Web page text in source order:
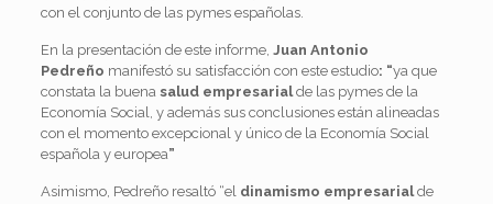
con el conjunto de las pymes españolas.
En la presentación de este informe, Juan Antonio
Pedreño manifestó su satisfacción con este estudio: “ya que
constata la buena salud empresarialde las pymes de la
Economía Social, y además sus conclusiones están alineadas
con el momento excepcional y único de la Economía Social
española y europea”
Asimismo, Pedreño resaltó “el dinamismo empresarialde